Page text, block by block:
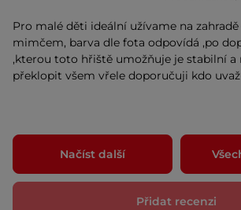
Pro malé děti ideální užívame na
mimčem, barva dle fota odpovídá ,po
,kterou toto hřiště umožňuje je stabilní a
překlopit všem vřele doporučuji kdo
Načíst další
Přidat recenzi